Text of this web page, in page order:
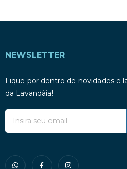
NEWSLETTER
Fique por dentro de novidades e
da Lavandàia!